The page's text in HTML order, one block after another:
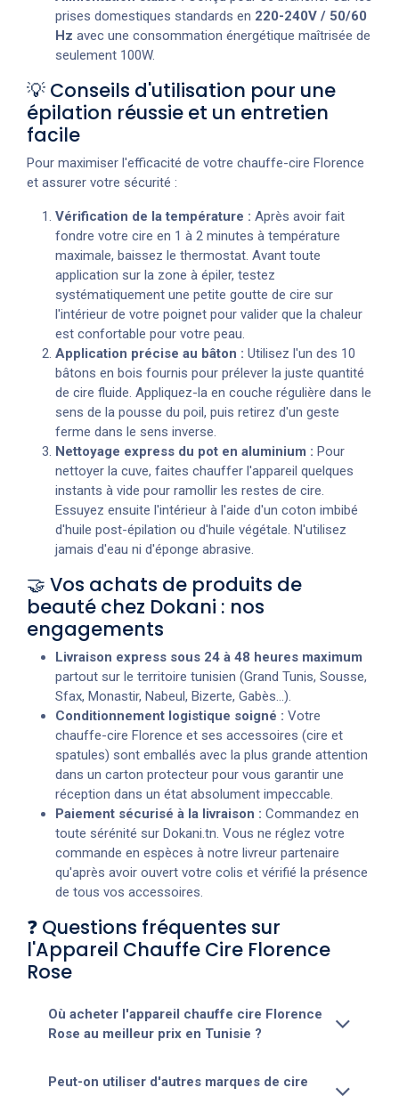
prises domestiques standards en 220-240V / 50/60
Hz avec une consommation énergétique maîtrisée de
seulement 100W.
💡 Conseils d'utilisation pour une
épilation réussie et un entretien
facile
Pour maximiser l'efficacité de votre chauffe-cire Florence
et assurer votre sécurité :
Vérification de la température : Après avoir fait
fondre votre cire en 1 à 2 minutes à température
maximale, baissez le thermostat. Avant toute
application sur la zone à épiler, testez
systématiquement une petite goutte de cire sur
l'intérieur de votre poignet pour valider que la chaleur
est confortable pour votre peau.
Application précise au bâton : Utilisez l'un des 10
bâtons en bois fournis pour prélever la juste quantité
de cire fluide. Appliquez-la en couche régulière dans le
sens de la pousse du poil, puis retirez d'un geste
ferme dans le sens inverse.
Nettoyage express du pot en aluminium : Pour
nettoyer la cuve, faites chauffer l'appareil quelques
instants à vide pour ramollir les restes de cire.
Essuyez ensuite l'intérieur à l'aide d'un coton imbibé
d'huile post-épilation ou d'huile végétale. N'utilisez
jamais d'eau ni d'éponge abrasive.
🤝 Vos achats de produits de
beauté chez Dokani : nos
engagements
Livraison express sous 24 à 48 heures maximum
partout sur le territoire tunisien (Grand Tunis, Sousse,
Sfax, Monastir, Nabeul, Bizerte, Gabès...).
Conditionnement logistique soigné : Votre
chauffe-cire Florence et ses accessoires (cire et
spatules) sont emballés avec la plus grande attention
dans un carton protecteur pour vous garantir une
réception dans un état absolument impeccable.
Paiement sécurisé à la livraison : Commandez en
toute sérénité sur Dokani.tn. Vous ne réglez votre
commande en espèces à notre livreur partenaire
qu'après avoir ouvert votre colis et vérifié la présence
de tous vos accessoires.
❓ Questions fréquentes sur
l'Appareil Chauffe Cire Florence
Rose
Où acheter l'appareil chauffe cire Florence
Rose au meilleur prix en Tunisie ?
Peut-on utiliser d'autres marques de cire